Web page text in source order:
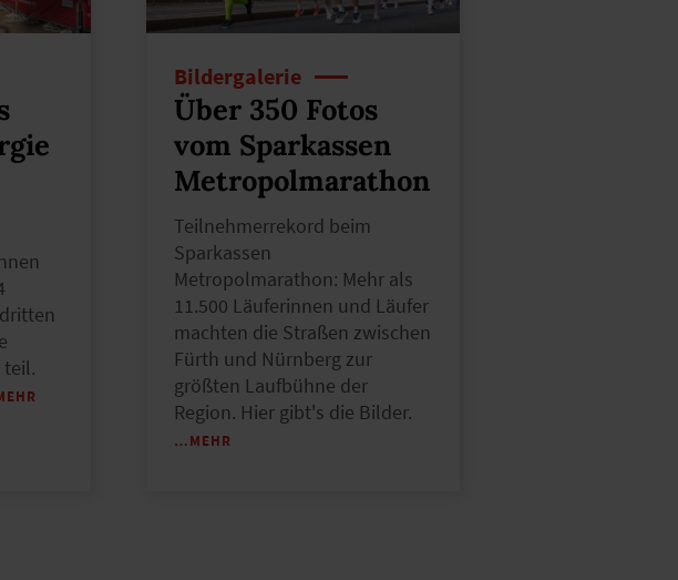
teil.
Bildergalerie
Über 350 Fotos
vom Sparkassen
Metropolmarathon
Teilnehmerrekord beim
Sparkassen
Metropolmarathon: Mehr als
11.500 Läuferinnen und Läufer
machten die Straßen zwischen
Fürth und Nürnberg zur
größten Laufbühne der
Region. Hier gibt's die Bilder.
…MEHR